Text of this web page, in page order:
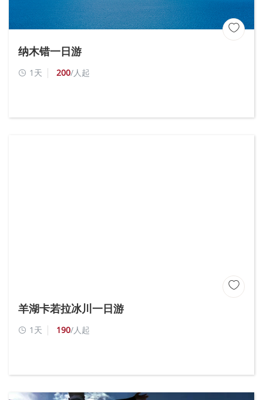

纳木错一日游
 1天 200/人起

羊湖卡若拉冰川一日游
 1天 190/人起